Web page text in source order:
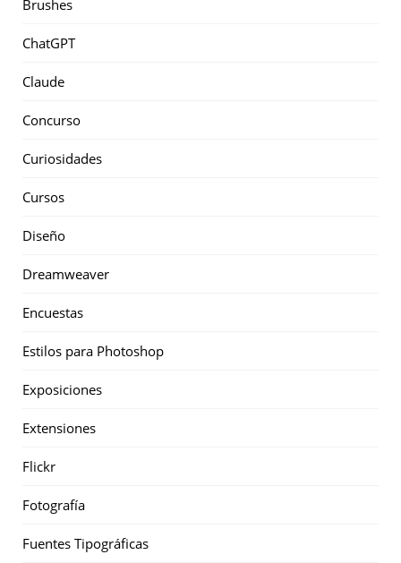
Brushes
ChatGPT
Claude
Concurso
Curiosidades
Cursos
Diseño
Dreamweaver
Encuestas
Estilos para Photoshop
Exposiciones
Extensiones
Flickr
Fotografía
Fuentes Tipográficas